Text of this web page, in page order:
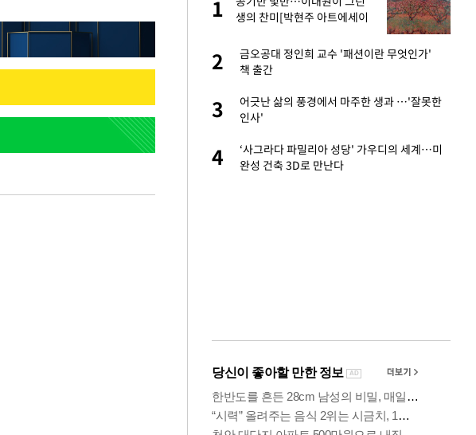
'서준맘' 박세미, 연하 남자친구와 열애 "결혼
생각도"
[단독]인천 부평구 아파트서 10대가 40대 친
모 살해
[속보]이 대통령 "부동산 공급 기존 사고방식
이 대통령, 6시간 부동산 회의서 공급 논
1
생의 찬미[박현주 아트에세이
2
금오공대 정인희 교수 '패션이란 무엇인가'
책 출간
3
어긋난 삶의 풍경에서 마주한 생과 …'잘못한
인사'
4
‘사그라다 파밀리아 성당' 가우디의 세계…미
완성 건축 3D로 만난다